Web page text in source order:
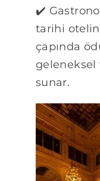
✔️
tarihi otelin
çapında
sunar.